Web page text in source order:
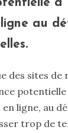
à
au
des sites
potentielle
ligne, au
trop de